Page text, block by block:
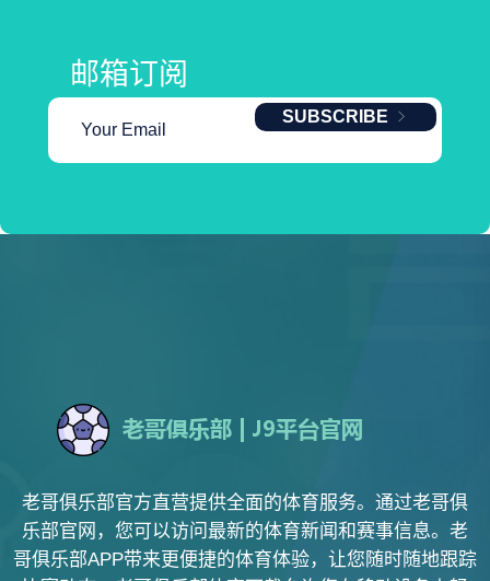
邮箱订阅
SUBSCRIBE
老哥俱乐部官方直营提供全面的体育服务。通过老哥俱
乐部官网，您可以访问最新的体育新闻和赛事信息。老
哥俱乐部APP带来更便捷的体育体验，让您随时随地跟踪